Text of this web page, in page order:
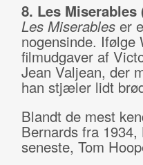
8. Les Miserables
Les Miserableser
nogensinde. Ifølge
filmudgaver af
Jean Valjean, der
han stjæler lidt
Blandt de mest
Bernards fra
seneste, Tom